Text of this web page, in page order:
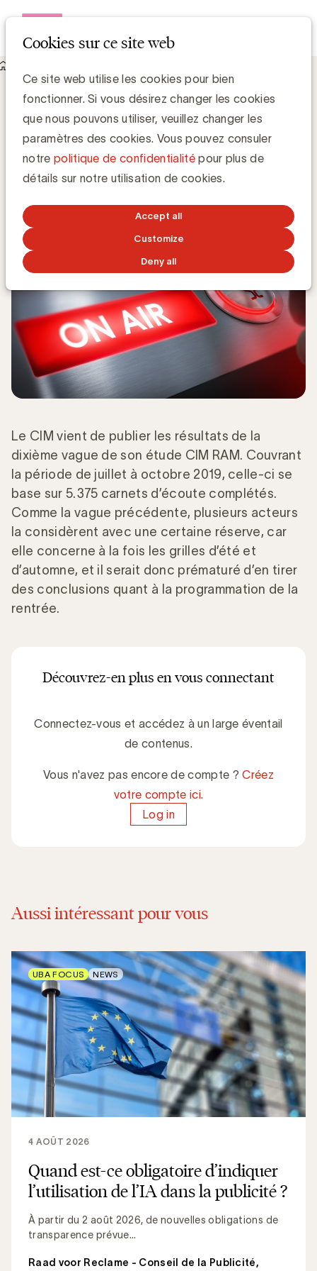
Cookies sur ce site web
Ce site web utilise les cookies pour bien
fonctionner. Si vous désirez changer les cookies
que nous pouvons utiliser, veuillez changer les
paramètres des cookies. Vous pouvez consuler
notre politique de confidentialitépour plus de
détails sur notre utilisation de cookies.
Accept all
Customize
Deny all
CIM RAM : Radio Contact détrône Nostalgie
CIM RAM : Radio Contact détrône
Nostalgie
Media Marketing
Le CIM vient de publier les résultats de la
dixième vague de son étude CIM RAM. Couvrant
la période de juillet à octobre 2019, celle-ci se
base sur 5.375 carnets d’écoute complétés.
Comme la vague précédente, plusieurs acteurs
la considèrent avec une certaine réserve, car
elle concerne à la fois les grilles d’été et
d’automne, et il serait donc prématuré d’en tirer
des conclusions quant à la programmation de la
rentrée.
Découvrez-en plus en vous connectant
Connectez-vous et accédez à un large éventail
de contenus.
Vous n'avez pas encore de compte ?Créez
votre compte ici.
Log in
Aussi intéressant pour vous
Quand est-ce obligatoire d’indiquer
l’utilisation de l’IA dans la publicité ?
À partir du 2 août 2026, de nouvelles obligations de
transparence prévue...
4 AOÛT 2026
Raad voor Reclame - Conseil de la Publicité,
UBA FOCUS NEWS